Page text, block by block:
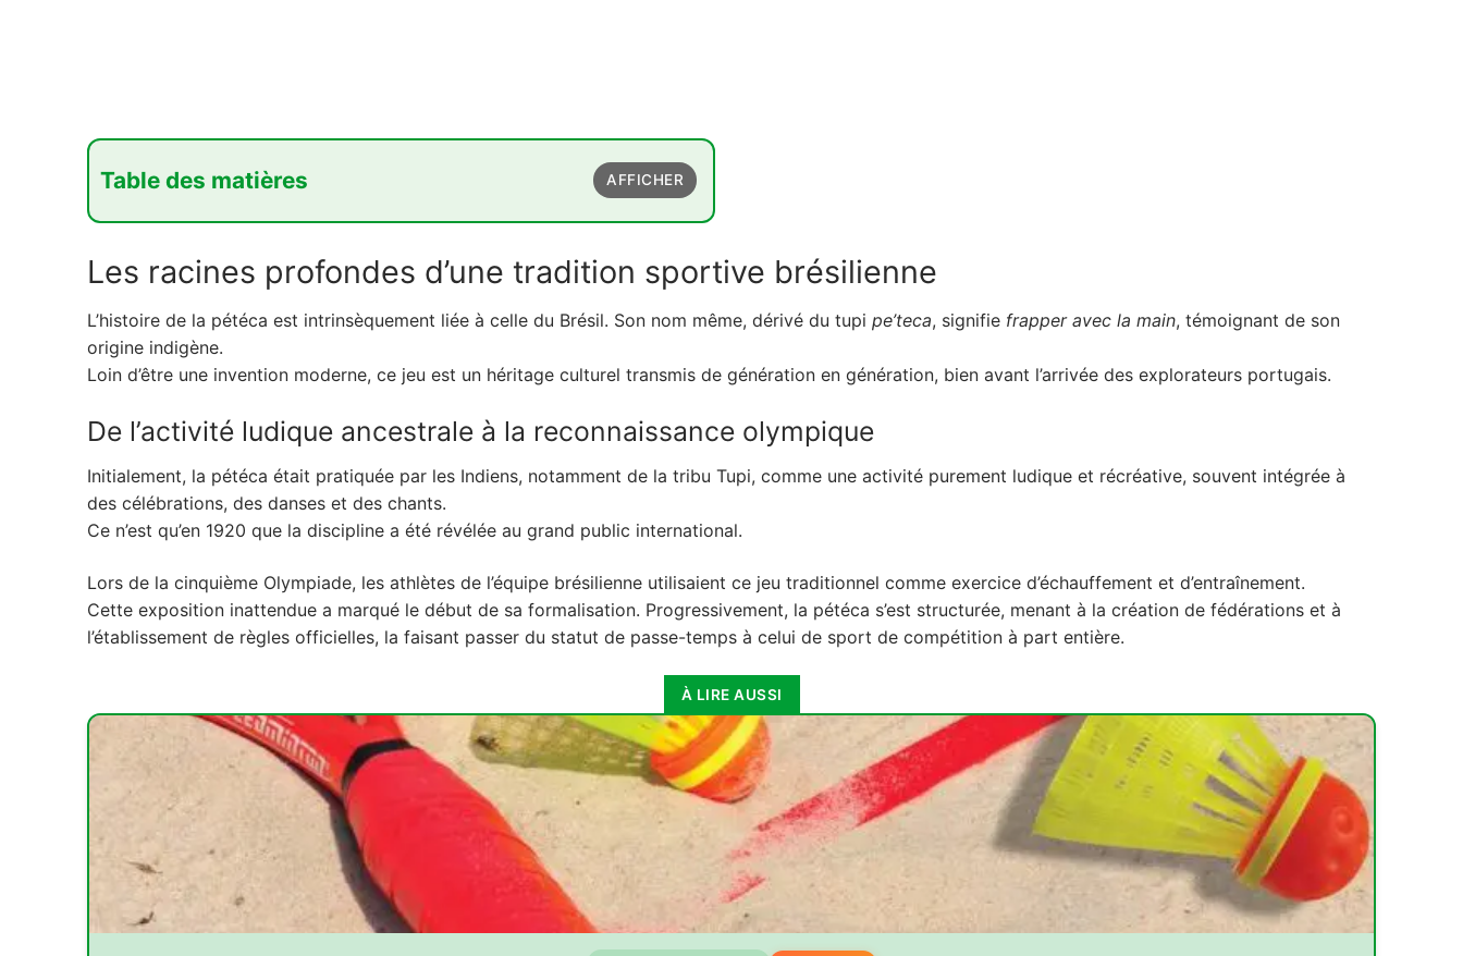
Table des matières AFFICHER
1.1. De l'activité ludique ancestrale à la reconnaissance olympique
1.2. L'influence et la diffusion internationale
2. Le volant de pétéca : esthétique, technique et variations tarifaires
2.1. Anatomie et matériaux du volant
2.2. Économie de l'équipement : du loisir à la compétition
3. La maîtrise technique : l'art de la frappe et du positionnement
3.1. Le geste fondamental : frapper sans accompagner
3.2. La mécanique du service et l'ambidextrie
4. Règlementation et dynamique du jeu en compétition
4.1. Dimensions du terrain et hauteur du filet
Les racines profondes d’une tradition sportive brésilienne
L’histoire de la pétéca est intrinsèquement liée à celle du Brésil. Son nom même, dérivé du tupi pe’teca, signifie frapper avec la main, témoignant de son
origine indigène.
Loin d’être une invention moderne, ce jeu est un héritage culturel transmis de génération en génération, bien avant l’arrivée des explorateurs portugais.
De l’activité ludique ancestrale à la reconnaissance olympique
Initialement, la pétéca était pratiquée par les Indiens, notamment de la tribu Tupi, comme une activité purement ludique et récréative, souvent intégrée à
des célébrations, des danses et des chants.
Ce n’est qu’en 1920 que la discipline a été révélée au grand public international.
Lors de la cinquième Olympiade, les athlètes de l’équipe brésilienne utilisaient ce jeu traditionnel comme exercice d’échauffement et d’entraînement.
Cette exposition inattendue a marqué le début de sa formalisation. Progressivement, la pétéca s’est structurée, menant à la création de fédérations et à
l’établissement de règles officielles, la faisant passer du statut de passe-temps à celui de sport de compétition à part entière.
À LIRE AUSSI